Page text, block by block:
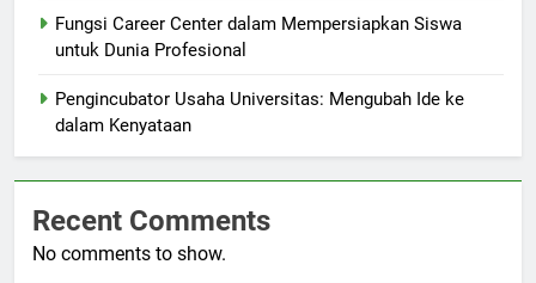
Fungsi Career Center dalam Mempersiapkan Siswa
untuk Dunia Profesional
Pengincubator Usaha Universitas: Mengubah Ide ke
dalam Kenyataan
Recent Comments
No comments to show.